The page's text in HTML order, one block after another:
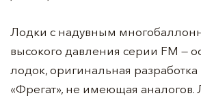
Лодки с надувным
высокого давления серии FM —
лодок, оригинальная
«Фрегат», не имеющая аналогов.